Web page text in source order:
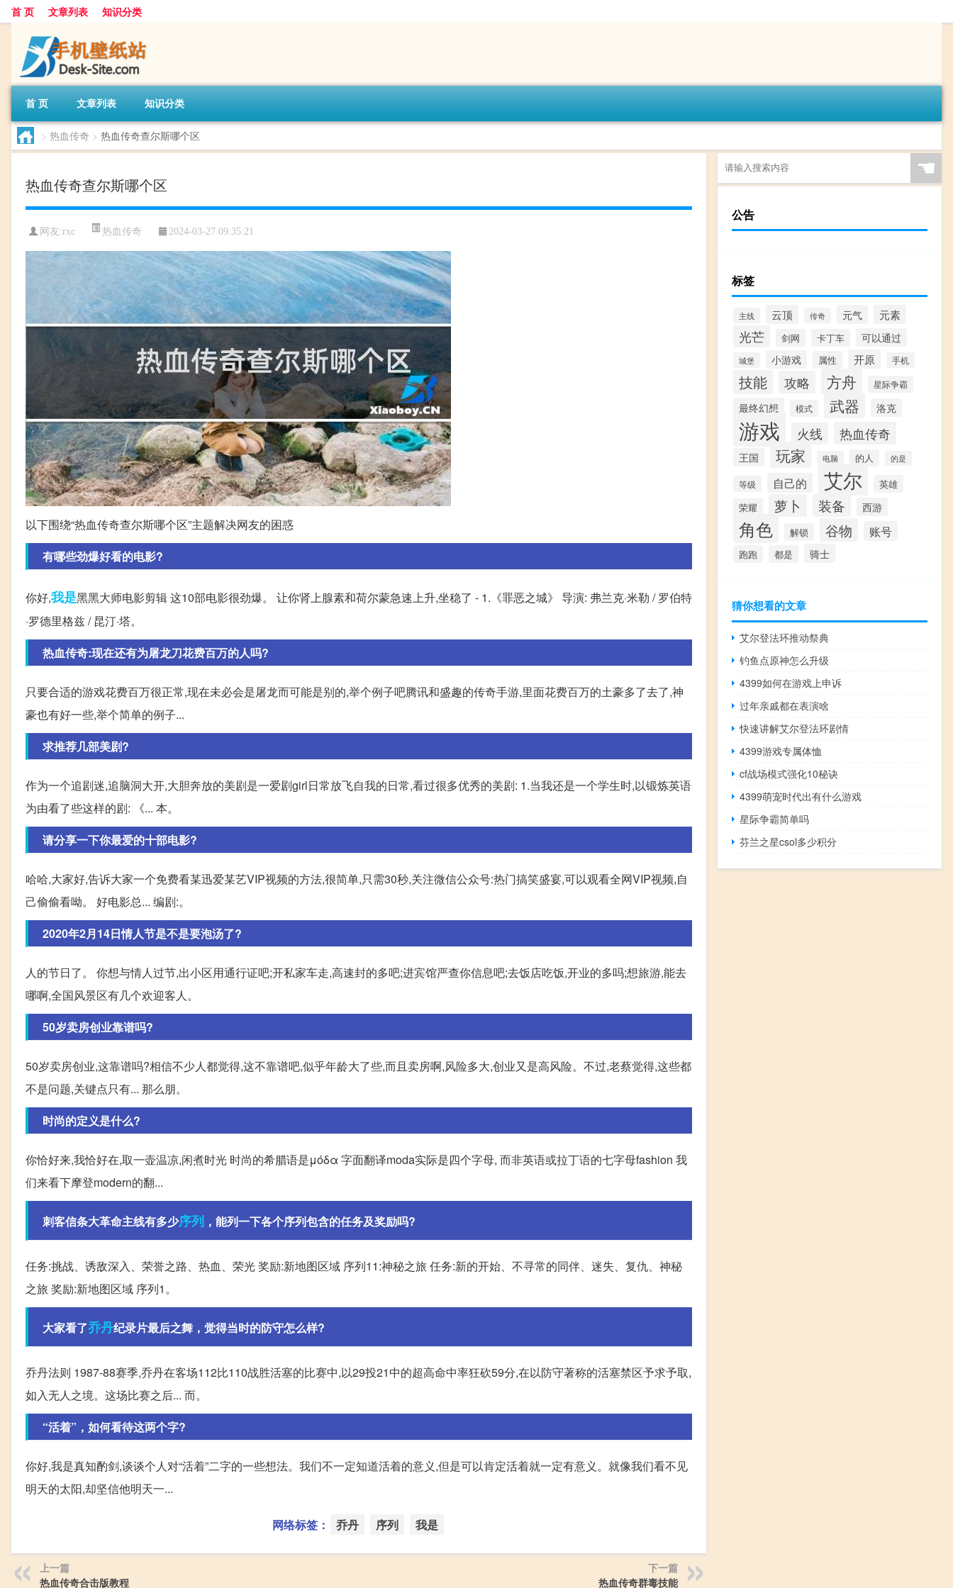
首 页 文章列表 知识分类
首 页 文章列表 知识分类
> 热血传奇 > 热血传奇查尔斯哪个区
热血传奇查尔斯哪个区
网友:rxc 热血传奇 2024-03-27 09:35:21
以下围绕“热血传奇查尔斯哪个区”主题解决网友的困惑
有哪些劲爆好看的电影?
你好,我是黑黑大师电影剪辑 这10部电影很劲爆。 让你肾上腺素和荷尔蒙急速上升,坐稳了 - 1.《罪恶之城》 导演: 弗兰克·米勒 / 罗伯特
·罗德里格兹 / 昆汀·塔。
热血传奇:现在还有为屠龙刀花费百万的人吗?
只要合适的游戏花费百万很正常,现在未必会是屠龙而可能是别的,举个例子吧腾讯和盛趣的传奇手游,里面花费百万的土豪多了去了,神
豪也有好一些,举个简单的例子...
求推荐几部美剧?
作为一个追剧迷,追脑洞大开,大胆奔放的美剧是一爱剧girl日常放飞自我的日常,看过很多优秀的美剧: 1.当我还是一个学生时,以锻炼英语
为由看了些这样的剧: 《... 本。
请分享一下你最爱的十部电影?
哈哈,大家好,告诉大家一个免费看某迅爱某艺VIP视频的方法,很简单,只需30秒,关注微信公众号:热门搞笑盛宴,可以观看全网VIP视频,自
己偷偷看呦。 好电影总... 编剧:。
2020年2月14日情人节是不是要泡汤了?
人的节日了。 你想与情人过节,出小区用通行证吧;开私家车走,高速封的多吧;进宾馆严查你信息吧;去饭店吃饭,开业的多吗;想旅游,能去
哪啊,全国风景区有几个欢迎客人。
50岁卖房创业靠谱吗?
50岁卖房创业,这靠谱吗?相信不少人都觉得,这不靠谱吧,似乎年龄大了些,而且卖房啊,风险多大,创业又是高风险。不过,老蔡觉得,这些都
不是问题,关键点只有... 那么朋。
时尚的定义是什么?
你恰好来,我恰好在,取一壶温凉,闲煮时光 时尚的希腊语是μόδα 字面翻译moda实际是四个字母, 而非英语或拉丁语的七字母fashion 我
们来看下摩登modern的翻...
刺客信条大革命主线有多少序列 ，能列一下各个序列包含的任务及奖励吗?
任务:挑战、诱敌深入、荣誉之路、热血、荣光 奖励:新地图区域 序列11:神秘之旅 任务:新的开始、不寻常的同伴、迷失、复仇、神秘
之旅 奖励:新地图区域 序列1。
大家看了乔丹纪录片最后之舞，觉得当时的防守怎么样?
乔丹法则 1987-88赛季,乔丹在客场112比110战胜活塞的比赛中,以29投21中的超高命中率狂砍59分,在以防守著称的活塞禁区予求予取,
如入无人之境。这场比赛之后... 而。
“活着”，如何看待这两个字?
你好,我是真知酌剑,谈谈个人对“活着”二字的一些想法。我们不一定知道活着的意义,但是可以肯定活着就一定有意义。就像我们看不见
明天的太阳,却坚信他明天一...
网络标签： 乔丹 序列 我是
上一篇
热血传奇合击版教程
下一篇
热血传奇群毒技能
☚
公告
标签
主线 云顶 传奇 元气 元素
光芒 剑网 卡丁车 可以通过
城堡 小游戏 属性 开原 手机
技能 攻略 方舟 星际争霸
最终幻想 模式 武器 洛克
游戏 火线 热血传奇
王国 玩家 电脑 的人 的是
等级 自己的 艾尔
英雄
荣耀
萝卜 装备 西游
角色 解锁 谷物 账号
跑跑 都是 骑士
猜你想看的文章
艾尔登法环推动祭典
钓鱼点原神怎么升级
4399如何在游戏上申诉
过年亲戚都在表演啥
快速讲解艾尔登法环剧情
4399游戏专属体恤
cf战场模式强化10秘诀
4399萌宠时代出有什么游戏
星际争霸简单吗
芬兰之星csol多少积分